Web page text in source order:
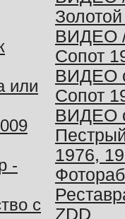
или
-
с
ВИДЕО
Сопот
ВИДЕО
Сопот
ВИДЕО
1976,
ZDD